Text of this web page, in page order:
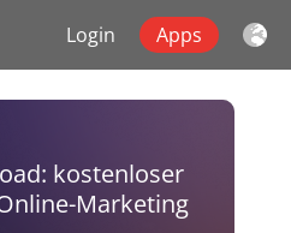
Login Apps
kostenloser
Marketing